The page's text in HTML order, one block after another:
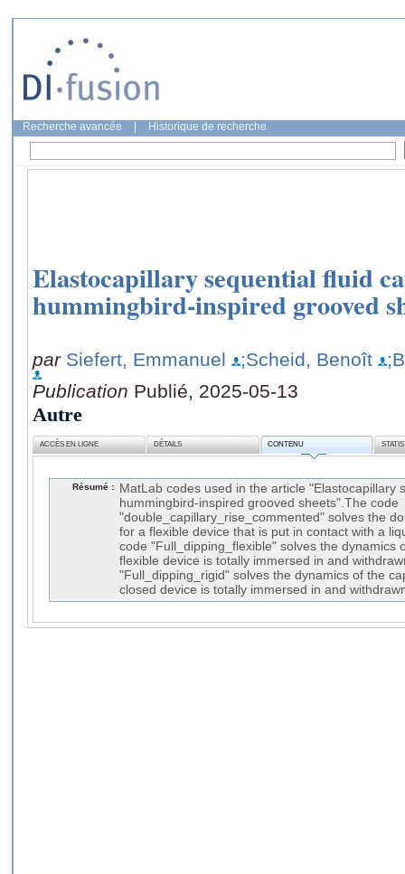
Recherche avancée Historique de recherche
Elastocapillary sequential fluid
hummingbird-inspired grooved
par Siefert, Emmanuel ;Scheid, Benoît
Publication Publié, 2025-05-13
Autre
ACCÈS EN LIGNE DÉTAILS CONTENU
Résumé :
MatLab codes used in the article "Elastocapillary
hummingbird-inspired grooved sheets".The code
"double_capillary_rise_commented" solves the
for a flexible device that is put in contact with a
code "Full_dipping_flexible" solves the dynamics
flexible device is totally immersed in and
"Full_dipping_rigid" solves the dynamics of the
closed device is totally immersed in and